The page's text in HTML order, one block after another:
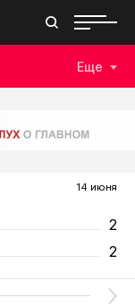
Еще
14 июня
2
2